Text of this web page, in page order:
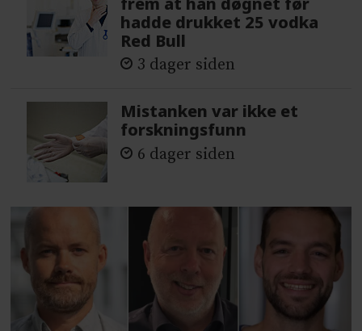
hadde drukket 25 vodka
Red Bull
3 dager siden
Mistanken var ikke et
forskningsfunn
6 dager siden